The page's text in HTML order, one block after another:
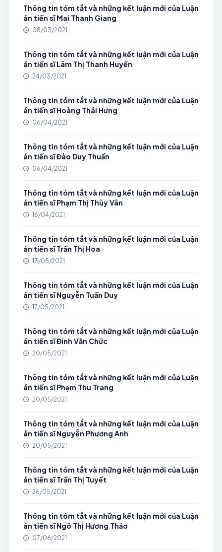
Thông tin tóm tắt và những kết luận mới của Luận
án tiến sĩ Mai Thanh Giang
08/03/2021
Thông tin tóm tắt và những kết luận mới của Luận
án tiến sĩ Lâm Thị Thanh Huyền
24/03/2021
Thông tin tóm tắt và những kết luận mới của Luận
án tiến sĩ Hoàng Thái Hưng
06/04/2021
Thông tin tóm tắt và những kết luận mới của Luận
án tiến sĩ Đào Duy Thuần
06/04/2021
Thông tin tóm tắt và những kết luận mới của Luận
án tiến sĩ Phạm Thị Thùy Vân
16/04/2021
Thông tin tóm tắt và những kết luận mới của Luận
án tiến sĩ Trần Thị Hoa
13/05/2021
Thông tin tóm tắt và những kết luận mới của Luận
án tiến sĩ Nguyễn Tuấn Duy
17/05/2021
Thông tin tóm tắt và những kết luận mới của Luận
án tiến sĩ Đinh Văn Chức
20/05/2021
Thông tin tóm tắt và những kết luận mới của Luận
án tiến sĩ Phạm Thu Trang
20/05/2021
Thông tin tóm tắt và những kết luận mới của Luận
án tiến sĩ Nguyễn Phương Anh
20/05/2021
Thông tin tóm tắt và những kết luận mới của Luận
án tiến sĩ Trần Thị Tuyết
26/05/2021
Thông tin tóm tắt và những kết luận mới của Luận
án tiến sĩ Ngô Thị Hương Thảo
07/06/2021